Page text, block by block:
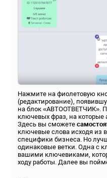
Нажмите на фиолетовую
(редактирование),
на блок «АВТООТВЕТЧИК».
ключевых фраз, на которые
Здесь вы сможете
ключевые слова исходя из
специфики бизнеса. Но
одинаковые ветки. Одна с
вашими ключевиками,
ходу работы. Далее вы